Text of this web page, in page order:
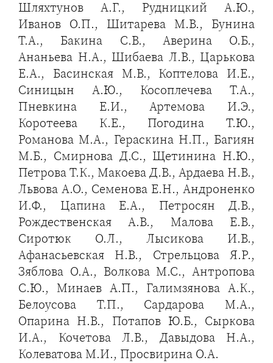
Шляхтунов А.Г., Рудницкий А.Ю.,
Иванов О.П., Шитарева М.В., Бунина
Т.А., Бакина С.В., Аверина О.Б.,
Ананьева Н.А., Шибаева Л.В., Царькова
Е.А., Басинская М.В., Коптелова И.Е.,
Синицын А.Ю., Косоплечева Т.А.,
Пневкина Е.И., Артемова И.Э.,
Коротеева К.Е., Погодина Т.Ю.,
Романова М.А., Гераскина Н.П., Багиян
М.Б., Смирнова Д.С., Щетинина Н.Ю.,
Петрова Т.К., Макоева Д.В., Ардаева Н.В.,
Львова А.О., Семенова Е.Н., Андроненко
И.Ф., Цапина Е.А., Петросян Д.В.,
Рождественская А.В., Малова Е.В.,
Сиротюк О.Л., Лысикова И.В.,
Афанасьевская Н.В., Стрельцова Я.Р.,
Зяблова О.А., Волкова М.С., Антропова
С.Ю., Минаев А.П., Галимзянова А.К.,
Белоусова Т.П., Сардарова М.А.,
Опарина Н.В., Потапов Ю.Б., Сыркова
И.А., Кочетова Л.В., Давыдова Н.А.,
Колеватова М.И., Просвирина О.А.